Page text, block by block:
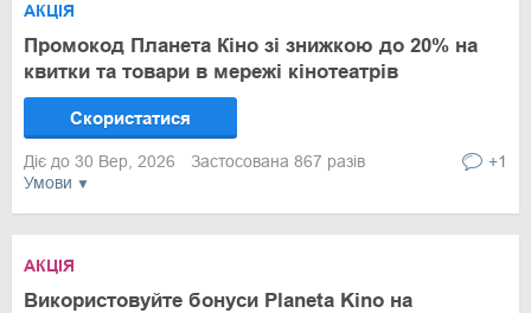
Умови
АКЦІЯ
Промокод Планета Кіно зі знижкою до 20% на
квитки та товари в мережі кінотеатрів
Скористатися
Діє до 30 Вер, 2026 Застосована 867 разів +1
АКЦІЯ
Використовуйте бонуси Planeta Kino на